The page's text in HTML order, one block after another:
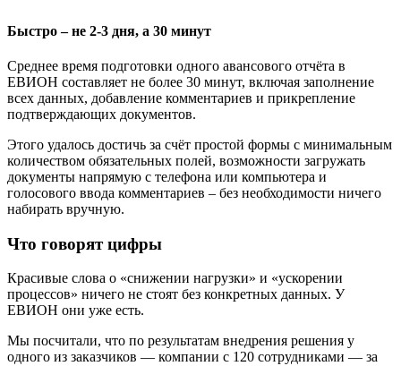
Быстро – не 2-3 дня, а 30 минут
Среднее время подготовки одного авансового отчёта в
ЕВИОН составляет не более 30 минут, включая заполнение
всех данных, добавление комментариев и прикрепление
подтверждающих документов.
Этого удалось достичь за счёт простой формы с минимальным
количеством обязательных полей, возможности загружать
документы напрямую с телефона или компьютера и
голосового ввода комментариев – без необходимости ничего
набирать вручную.
Что говорят цифры
Красивые слова о «снижении нагрузки» и «ускорении
процессов» ничего не стоят без конкретных данных. У
ЕВИОН они уже есть.
Мы посчитали, что по результатам внедрения решения у
одного из заказчиков — компании с 120 сотрудниками — за